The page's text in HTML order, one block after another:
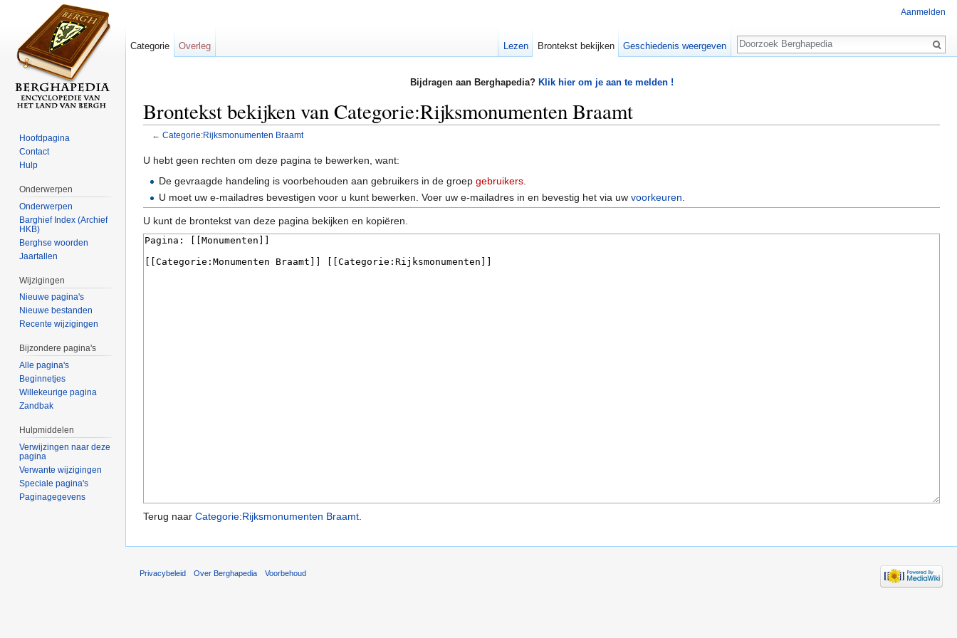
Bijdragen aan Berghapedia? Klik hier om je aan te melden !
Brontekst bekijken van Categorie:Rijksmonumenten Braamt
← Categorie:Rijksmonumenten Braamt
U hebt geen rechten om deze pagina te bewerken, want:
De gevraagde handeling is voorbehouden aan gebruikers in de groepgebruikers
U moet uw e-mailadres bevestigen voor u kunt bewerken. Voer uw e-mailadres in en bevestig het via uwvoorkeuren
U kunt de brontekst van deze pagina bekijken en kopiëren.
Terug naar Categorie:Rijksmonumenten Braamt.
Aanmelden
Categorie Overleg Lezen Brontekst bekijken Geschiedenis weergeven
Zoeken
Hoofdpagina
Contact
Hulp
Onderwerpen
Onderwerpen
Barghief Index (Archief
HKB)
Berghse woorden
Jaartallen
Wijzigingen
Nieuwe pagina's
Nieuwe bestanden
Recente wijzigingen
Bijzondere pagina's
Alle pagina's
Beginnetjes
Willekeurige pagina
Zandbak
Hulpmiddelen
Verwijzingen naar deze
pagina
Verwante wijzigingen
Speciale pagina's
Paginagegevens
Privacybeleid Over Berghapedia Voorbehoud